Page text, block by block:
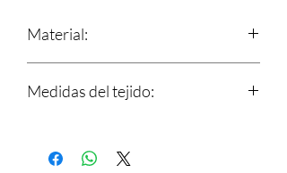
Material:
Medidas del tejido:
Ancho: 3 cm